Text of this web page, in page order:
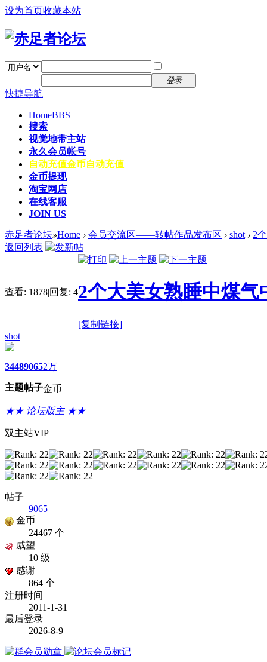
设为首页收藏本站
登录
快捷导航
HomeBBS
搜索
视觉地带主站
永久会员帐号
自动充值金币自动充值
金币提现
淘宝网店
在线客服
JOIN US
赤足者论坛»Home › 会员交流区——转帖作品发布区 › shot › 2
返回列表
查看: 1878|回复: 42个大美女熟睡中煤气
[复制链接]
shot
3448
主题
9065
帖子
2万
金币
★★ 论坛版主 ★★
双主站VIP
帖子
9065
金币
24467 个
威望
10 级
感谢
864 个
注册时间
2011-1-31
最后登录
2026-8-9